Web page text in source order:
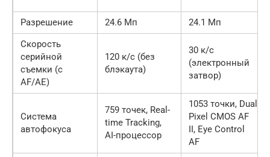
Разрешение 24.6 Мп
24.1 Мп
Скорость
серийной
съемки (с
AF/AE)
120 к/с (без
блэкаута)
30 к/с
(электронный
затвор)
Система
автофокуса
759 точек, Real-
time Tracking,
AI-процессор
1053 точки, Dual
Pixel CMOS AF
II, Eye Control
AF